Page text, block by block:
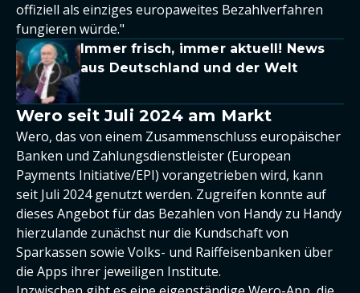
offiziell als einziges europaweites Bezahlverfahren
fungieren würde."
Immer frisch, immer aktuell! News
aus Deutschland und der Welt
Wero seit Juli 2024 am Markt
Wero, das von einem Zusammenschluss europäischer
Banken und Zahlungsdienstleister (European
Payments Initiative/EPI) vorangetrieben wird, kann
seit Juli 2024 genutzt werden. Zugreifen konnte auf
dieses Angebot für das Bezahlen von Handy zu Handy
hierzulande zunächst nur die Kundschaft von
Sparkassen sowie Volks- und Raiffeisenbanken über
die Apps ihrer jeweiligen Institute.